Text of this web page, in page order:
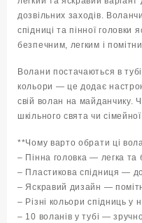
дозвільних заходів.
спідниці та пінної головки
безпечним, легким і
Волани постачаються в
кольори — це додає
свій волан на майданчику.
шкільного свята чи
**Чому варто обрати ці
– Пінна головка — легка та
– Пластикова спідниця —
– Яскравий дизайн —
– Різні кольори спідниць у
– 10 воланів у тубі —